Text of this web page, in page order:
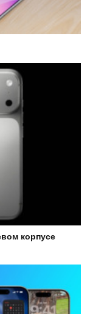
корпусе